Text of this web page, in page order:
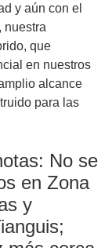
y aún con el
nuestra
que
en nuestros
alcance
para las
No se
en Zona
y